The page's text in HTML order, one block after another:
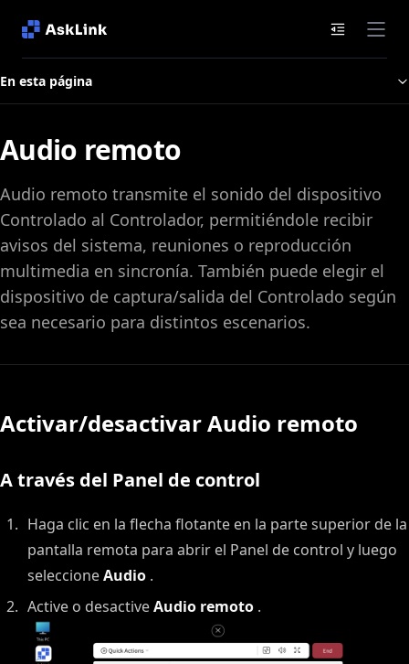
En esta página
Audio remoto
Audio remoto transmite el sonido del dispositivo
Controlado al Controlador, permitiéndole recibir
avisos del sistema, reuniones o reproducción
multimedia en sincronía. También puede elegir el
dispositivo de captura/salida del Controlado según
sea necesario para distintos escenarios.
Activar/desactivar Audio remoto
A través del Panel de control
Haga clic en la flecha flotante en la parte superior de la
pantalla remota para abrir el Panel de control y luego
seleccioneAudio .
Active o desactiveAudio remoto .